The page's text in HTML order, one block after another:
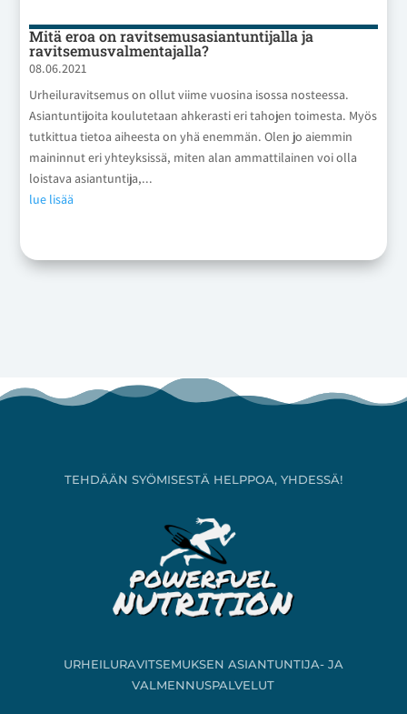
Mitä eroa on ravitsemusasiantuntijalla ja
ravitsemusvalmentajalla?
08.06.2021
Urheiluravitsemus on ollut viime vuosina isossa nosteessa.
Asiantuntijoita koulutetaan ahkerasti eri tahojen toimesta. Myös
tutkittua tietoa aiheesta on yhä enemmän. Olen jo aiemmin
maininnut eri yhteyksissä, miten alan ammattilainen voi olla
loistava asiantuntija,...
lue lisää
TEHDÄÄN SYÖMISESTÄ HELPPOA, YHDESSÄ!
URHEILURAVITSEMUKSEN ASIANTUNTIJA- JA
VALMENNUSPALVELUT